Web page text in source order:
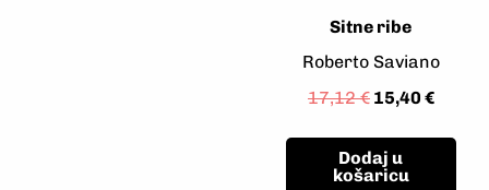
Sitne ribe
Roberto Saviano
17,12€ 15,40 €
Dodaj u
košaricu